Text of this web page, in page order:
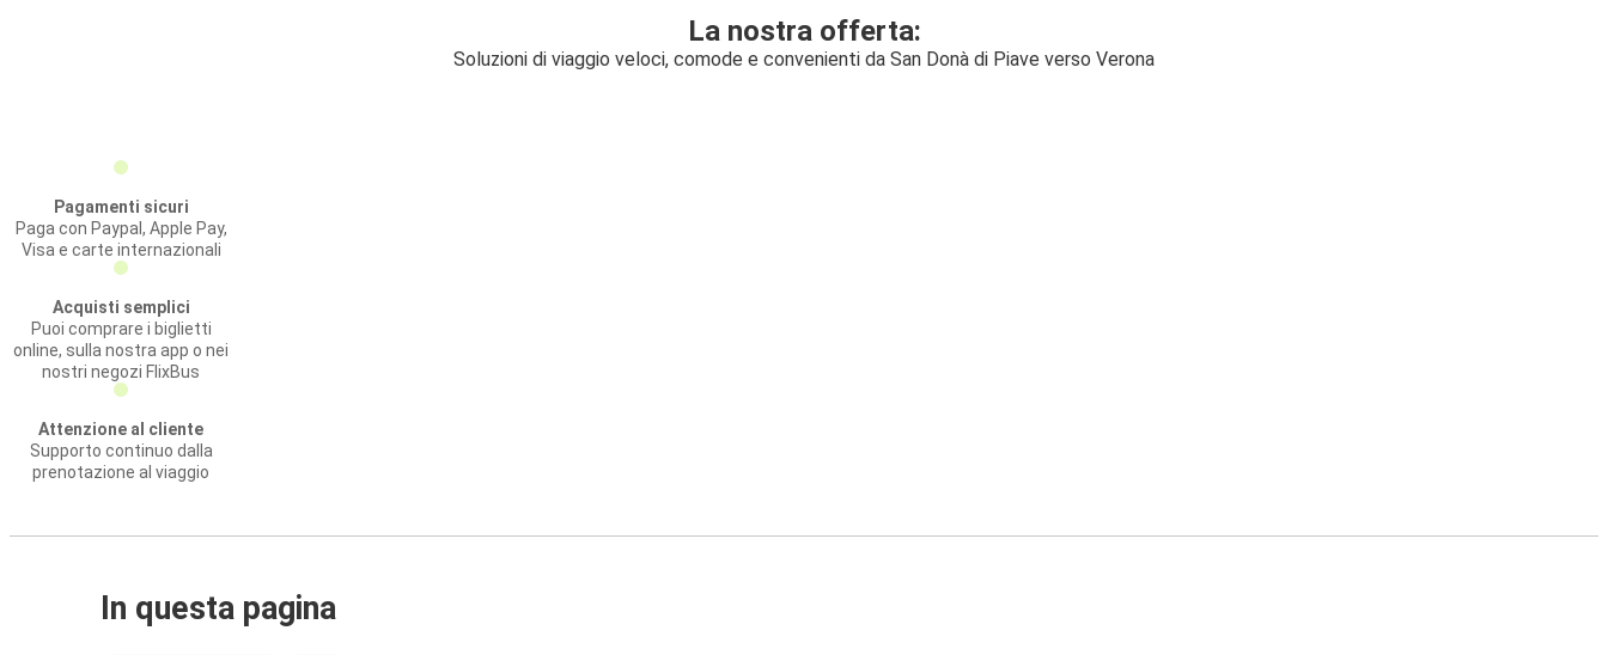
La nostra offerta:
Soluzioni di viaggio veloci, comode e convenienti da San Donà di Piave verso Verona
Pagamenti sicuri
Paga con Paypal, Apple Pay,
Visa e carte internazionali
Acquisti semplici
Puoi comprare i biglietti
online, sulla nostra app o nei
nostri negozi FlixBus
Attenzione al cliente
Supporto continuo dalla
prenotazione al viaggio
In questa pagina